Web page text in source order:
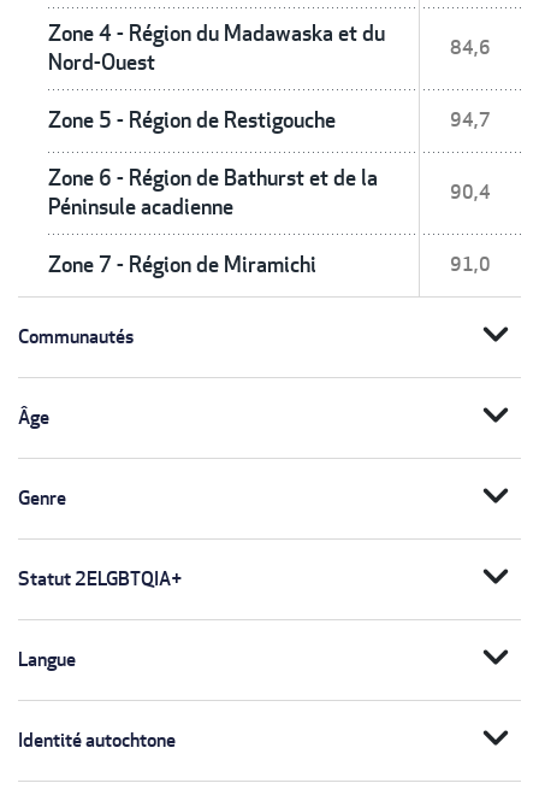
Zone 4 - Région du Madawaska et du
Nord-Ouest
84,6
Zone 5 - Région de Restigouche 94,7
Zone 6 - Région de Bathurst et de la
Péninsule acadienne
90,4
Zone 7 - Région de Miramichi 91,0
Communautés expand_more
Âge expand_more
Genre expand_more
Statut 2ELGBTQIA+ expand_more
Langue expand_more
Identité autochtone expand_more